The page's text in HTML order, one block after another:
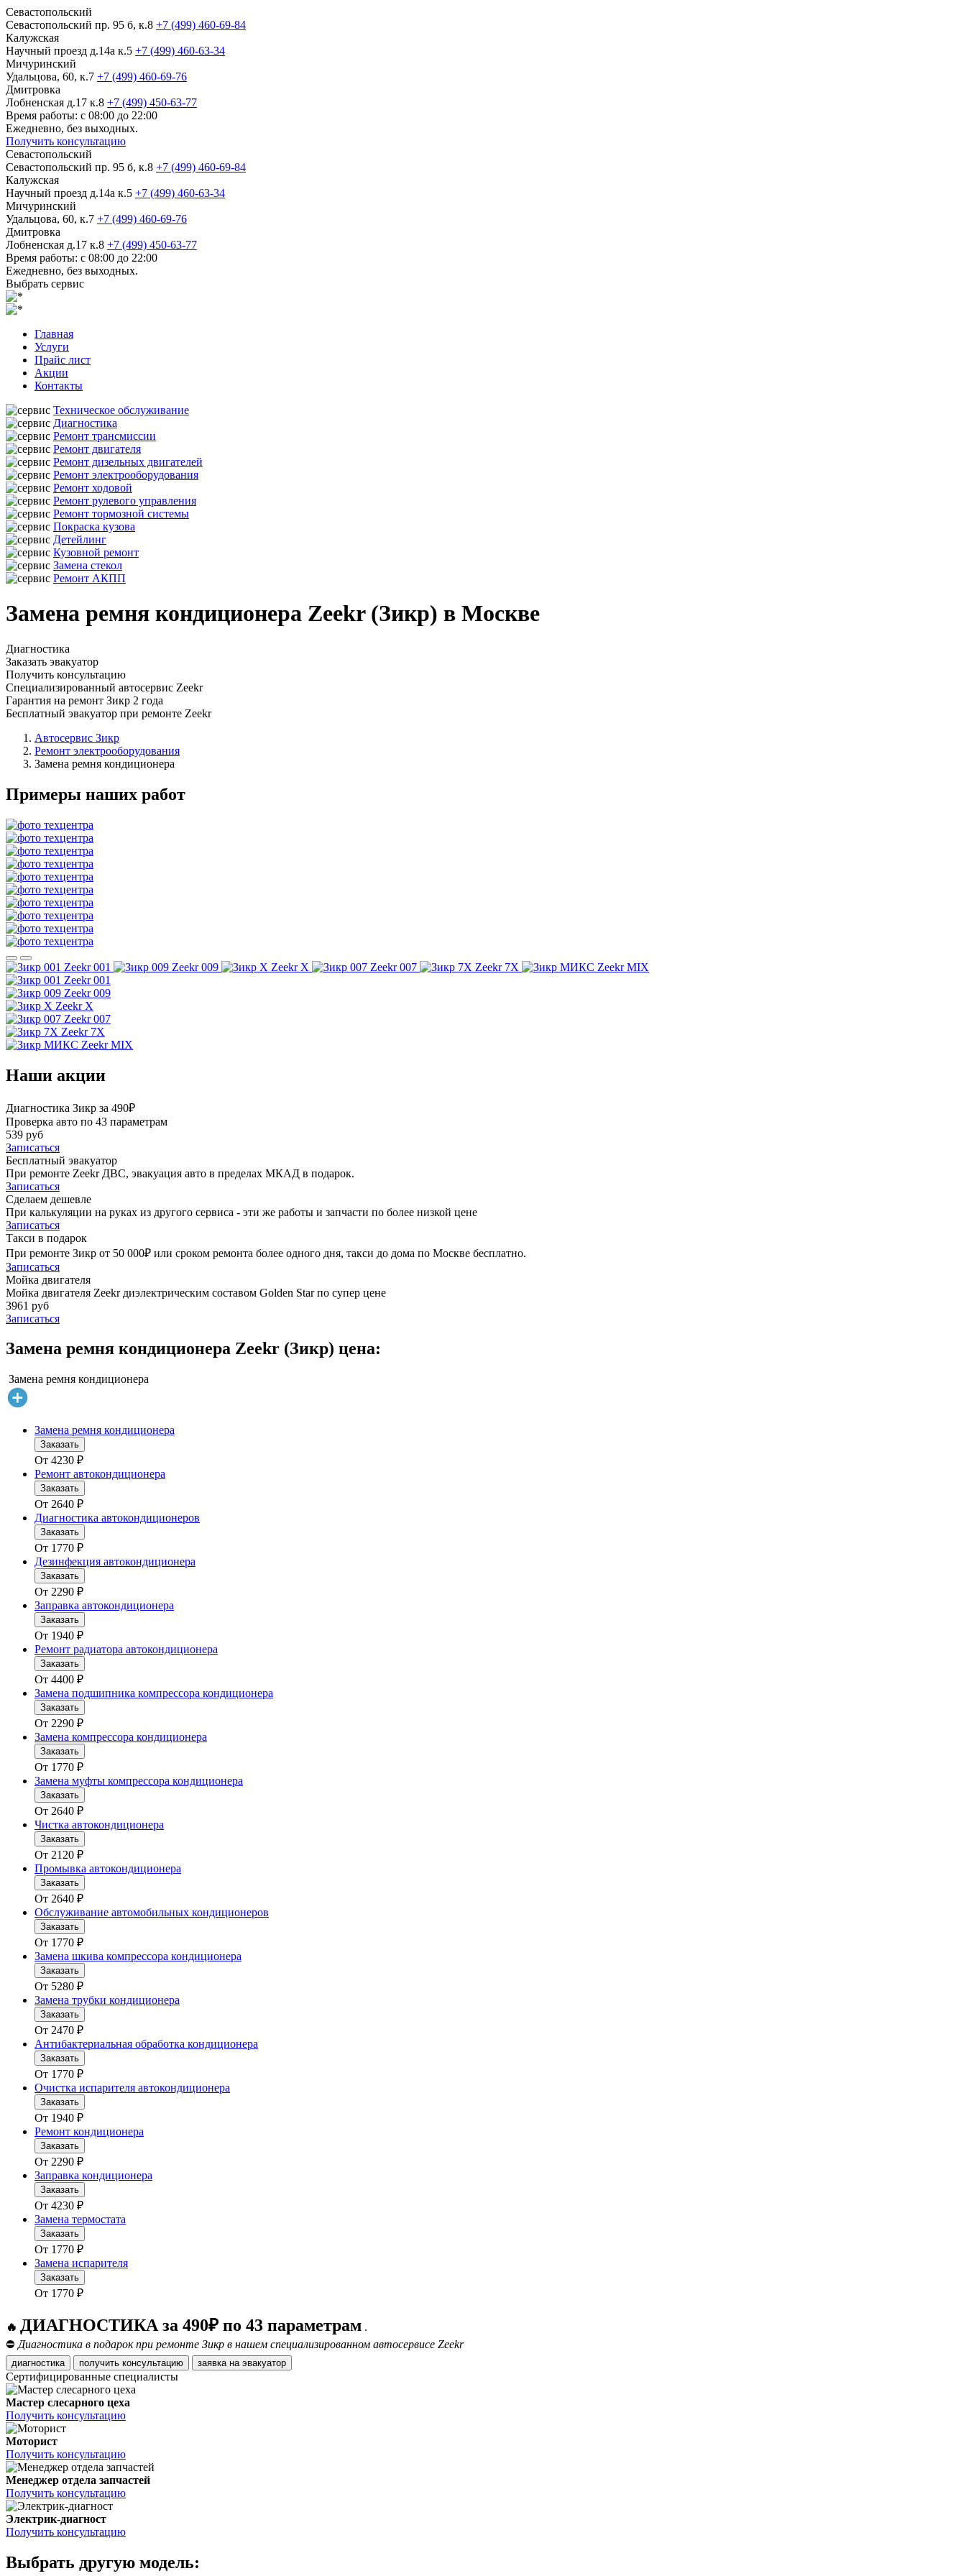
Севастопольский
Севастопольский пр. 95 б, к.8 +7 (499) 460-69-84
Калужская
Научный проезд д.14а к.5 +7 (499) 460-63-34
Мичуринский
Удальцова, 60, к.7 +7 (499) 460-69-76
Дмитровка
Лобненская д.17 к.8 +7 (499) 450-63-77
Время работы: с 08:00 до 22:00
Ежедневно, без выходных.
Получить консультацию
Севастопольский
Севастопольский пр. 95 б, к.8 +7 (499) 460-69-84
Калужская
Научный проезд д.14а к.5 +7 (499) 460-63-34
Мичуринский
Удальцова, 60, к.7 +7 (499) 460-69-76
Дмитровка
Лобненская д.17 к.8 +7 (499) 450-63-77
Время работы: с 08:00 до 22:00
Ежедневно, без выходных.
Выбрать сервис
Главная
Услуги
Прайс лист
Акции
Контакты
Техническое обслуживание
Диагностика
Ремонт трансмиссии
Ремонт двигателя
Ремонт дизельных двигателей
Ремонт электрооборудования
Ремонт ходовой
Ремонт рулевого управления
Ремонт тормозной системы
Покраска кузова
Детейлинг
Кузовной ремонт
Замена стекол
Ремонт АКПП
Замена ремня кондиционера Zeekr (Зикр) в Москве
Диагностика
Заказать эвакуатор
Получить консультацию
Специализированный автосервис Zeekr
Гарантия на ремонт Зикр 2 года
Бесплатный эвакуатор при ремонте Zeekr
Автосервис Зикр
Ремонт электрооборудования
Замена ремня кондиционера
Примеры наших работ
Zeekr 001 Zeekr 009 Zeekr X Zeekr 007 Zeekr 7X
Zeekr MIX
Zeekr 001
Zeekr 009
Zeekr X
Zeekr 007
Zeekr 7X
Zeekr MIX
Наши акции
Диагностика Зикр за 490₽
Проверка авто по 43 параметрам
539 руб
Записаться
Бесплатный эвакуатор
При ремонте Zeekr ДВС, эвакуация авто в пределах МКАД в подарок.
Записаться
Сделаем дешевле
При калькуляции на руках из другого сервиса - эти же работы и запчасти по более низкой цене
Записаться
Такси в подарок
При ремонте Зикр от 50 000₽ или сроком ремонта более одного дня, такси до дома по Москве бесплатно.
Записаться
Мойка двигателя
Мойка двигателя Zeekr диэлектрическим составом Golden Star по супер цене
3961 руб
Записаться
Замена ремня кондиционера Zeekr (Зикр) цена:
Замена ремня кондиционера
Замена ремня кондиционера
Заказать
От 4230 ₽
Ремонт автокондиционера
Заказать
От 2640 ₽
Диагностика автокондиционеров
Заказать
От 1770 ₽
Дезинфекция автокондиционера
Заказать
От 2290 ₽
Заправка автокондиционера
Заказать
От 1940 ₽
Ремонт радиатора автокондиционера
Заказать
От 4400 ₽
Замена подшипника компрессора кондиционера
Заказать
От 2290 ₽
Замена компрессора кондиционера
Заказать
От 1770 ₽
Замена муфты компрессора кондиционера
Заказать
От 2640 ₽
Чистка автокондиционера
Заказать
От 2120 ₽
Промывка автокондиционера
Заказать
От 2640 ₽
Обслуживание автомобильных кондиционеров
Заказать
От 1770 ₽
Замена шкива компрессора кондиционера
Заказать
От 5280 ₽
Замена трубки кондиционера
Заказать
От 2470 ₽
Антибактериальная обработка кондиционера
Заказать
От 1770 ₽
Очистка испарителя автокондиционера
Заказать
От 1940 ₽
Ремонт кондиционера
Заказать
От 2290 ₽
Заправка кондиционера
Заказать
От 4230 ₽
Замена термостата
Заказать
От 1770 ₽
Замена испарителя
Заказать
От 1770 ₽
🔥 ДИАГНОСТИКА за 490₽ по 43 параметрам .
⛔ Диагностика в подарок при ремонте Зикр в нашем специализированном автосервисе Zeekr
диагностика получить консультацию заявка на эвакуатор
Сертифицированные специалисты
Мастер слесарного цеха
Получить консультацию
Моторист
Получить консультацию
Менеджер отдела запчастей
Получить консультацию
Электрик-диагност
Получить консультацию
Выбрать другую модель: